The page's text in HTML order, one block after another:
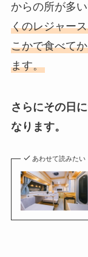
からの所が多い
くのレジャー
こかで食べて
ます。
さらにその日
なります。
あわせて読みたい